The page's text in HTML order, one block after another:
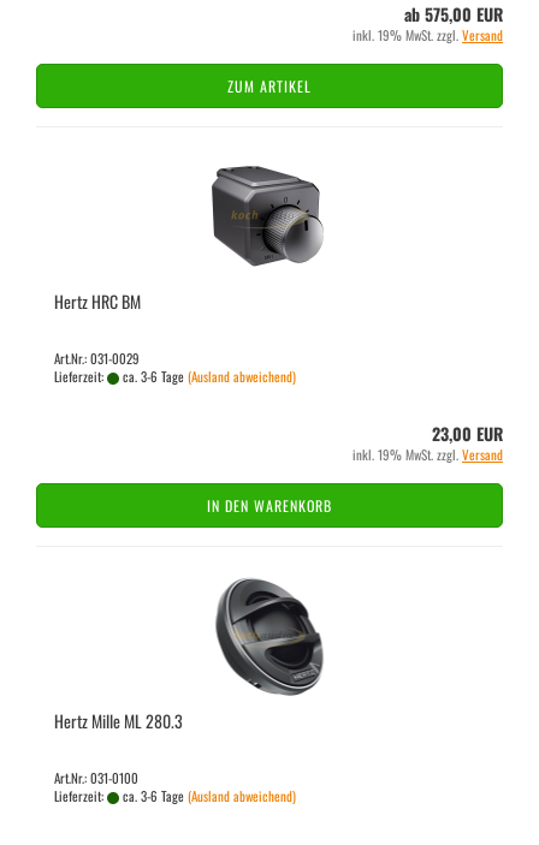
ab 575,00 EUR
inkl. 19% MwSt. zzgl.Versand
ZUM ARTIKEL
Hertz HRC BM
Art.Nr.: 031-0029
Lieferzeit:
ca. 3-6 Tage(Ausland abweichend)
23,00 EUR
inkl. 19% MwSt. zzgl.Versand
IN DEN WARENKORB
Hertz Mille ML 280.3
Art.Nr.: 031-0100
Lieferzeit:
ca. 3-6 Tage(Ausland abweichend)